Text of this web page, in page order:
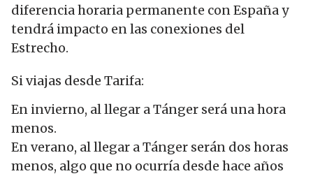
diferencia horaria permanente con España y
tendrá impacto en las conexiones del
Estrecho.
Si viajas desde Tarifa:
En invierno, al llegar a Tánger será una hora
menos.
En verano, al llegar a Tánger serán dos horas
menos, algo que no ocurría desde hace años